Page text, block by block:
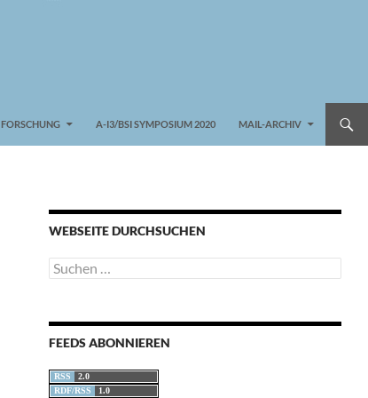
FORSCHUNG A-I3/BSI SYMPOSIUM 2020 MAIL-ARCHIV
WEBSEITE DURCHSUCHEN
Suchen
nach:
FEEDS ABONNIEREN
RSS
2.0
RDF/RSS
1.0